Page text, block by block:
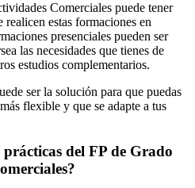
Comerciales puede tener
realicen estas formaciones en
presenciales pueden ser
las necesidades que tienes de
estudios complementarios.
ser la solución para que puedas
flexible y que se adapte a tus
del FP de Grado